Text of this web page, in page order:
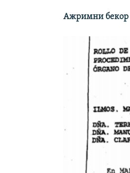
Ажримни